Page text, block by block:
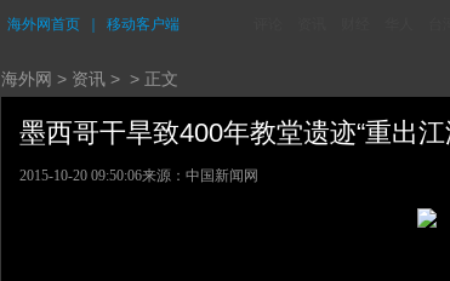
海外网首页 移动客户端
海外网 > 资讯 > > 正文
墨西哥干旱致400年教堂遗迹“重出
2015-10-20 09:50:06来源：中国新闻网